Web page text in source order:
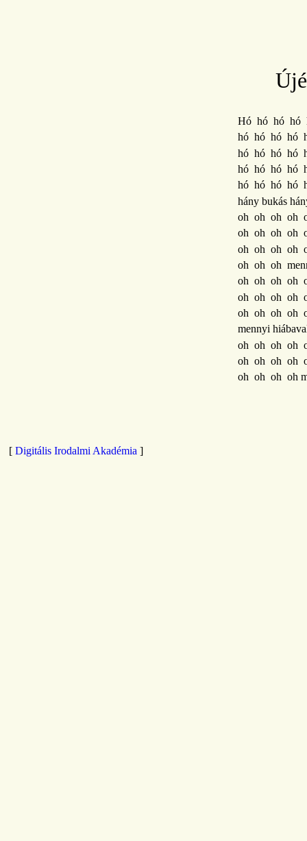
Hó hó hó hó
hó hó hó hó
hó hó hó hó
hó hó hó hó
hó hó hó hó
hány bukás
oh oh oh oh
oh oh oh oh
oh oh oh oh
oh oh oh
oh oh oh oh
oh oh oh oh
oh oh oh oh
mennyi
oh oh oh oh
oh oh oh oh
oh oh oh oh
[Digitális Irodalmi Akadémia ]